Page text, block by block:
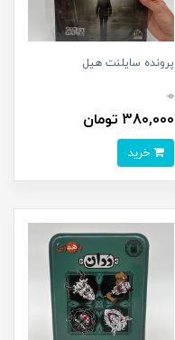
پرونده سایلنت هیل
0
380,000 تومان